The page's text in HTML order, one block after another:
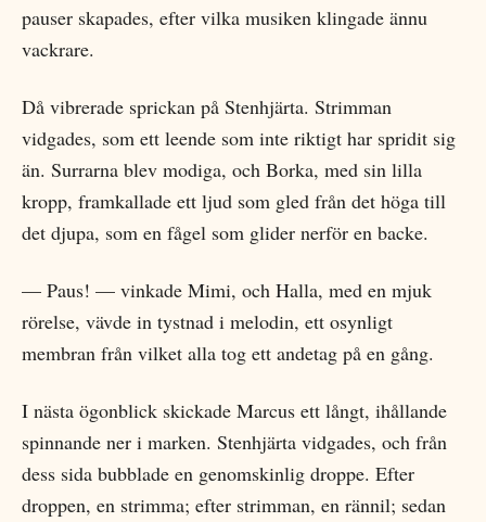
pauser skapades, efter vilka musiken klingade ännu
vackrare.
Då vibrerade sprickan på Stenhjärta. Strimman
vidgades, som ett leende som inte riktigt har spridit sig
än. Surrarna blev modiga, och Borka, med sin lilla
kropp, framkallade ett ljud som gled från det höga till
det djupa, som en fågel som glider nerför en backe.
— Paus! — vinkade Mimi, och Halla, med en mjuk
rörelse, vävde in tystnad i melodin, ett osynligt
membran från vilket alla tog ett andetag på en gång.
I nästa ögonblick skickade Marcus ett långt, ihållande
spinnande ner i marken. Stenhjärta vidgades, och från
dess sida bubblade en genomskinlig droppe. Efter
droppen, en strimma; efter strimman, en rännil; sedan